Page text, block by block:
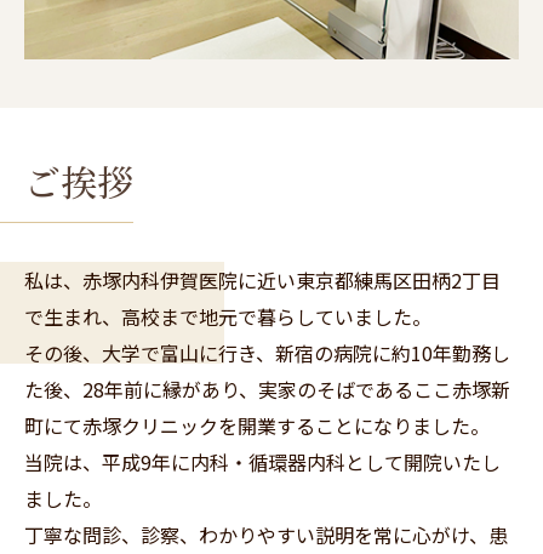
ご挨拶
私は、赤塚内科伊賀医院に近い東京都練馬区田柄2丁目
で生まれ、高校まで地元で暮らしていました。
その後、大学で富山に行き、新宿の病院に約10年勤務し
た後、28年前に縁があり、実家のそばであるここ赤塚新
町にて赤塚クリニックを開業することになりました。
当院は、平成9年に内科・循環器内科として開院いたし
ました。
丁寧な問診、診察、わかりやすい説明を常に心がけ、患